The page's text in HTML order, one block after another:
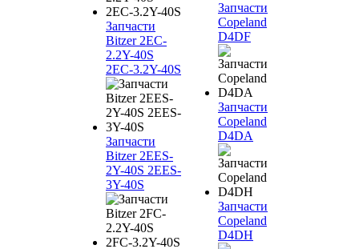
Запчасти
Bitzer 2EC-
2.2Y-40S
2EC-3.2Y-40S
Запчасти
Bitzer 2EES-
2Y-40S 2EES-
3Y-40S
Запчасти
Copeland
D4DF
Запчасти
Copeland
D4DA
Запчасти
Copeland
D4DH